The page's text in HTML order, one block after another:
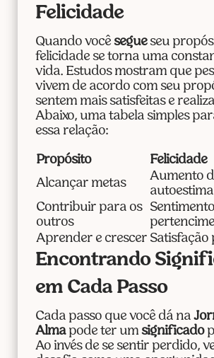
Felicidade
Quando você segueseu
felicidade se torna uma
vida. Estudos mostram que
vivem de acordo com seu
sentem mais satisfeitas e
Abaixo, uma tabela simples
essa relação:
Propósito
Felicidade
Alcançar metas
Aumento
autoestima
Contribuir para os
outros
Aprender e crescer Satisfação
Encontrando
em Cada Passo
Cada passo que você dá na
Almapode ter um significado
Ao invés de se sentir perdido,